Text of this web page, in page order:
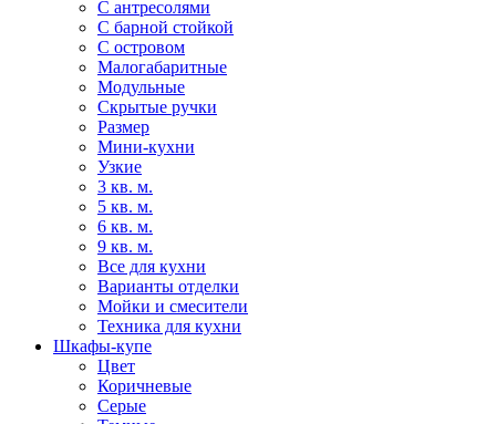
С антресолями
С барной стойкой
С островом
Малогабаритные
Модульные
Скрытые ручки
Размер
Мини-кухни
Узкие
3 кв. м.
5 кв. м.
6 кв. м.
9 кв. м.
Все для кухни
Варианты отделки
Мойки и смесители
Техника для кухни
Шкафы-купе
Цвет
Коричневые
Серые